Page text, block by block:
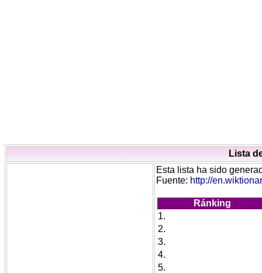
Lista
Esta lista ha sido
Fuente: http://
Ránking
1.
2.
3.
4.
5.